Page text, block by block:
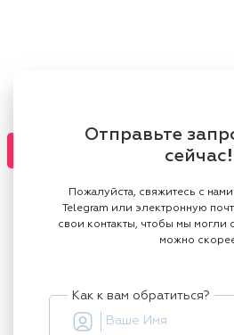
Отправьте
сейчас!
Пожалуйста, свяжитесь с
Telegram или электронную
свои контакты, чтобы мы могли
можно
Как к вам обратиться?